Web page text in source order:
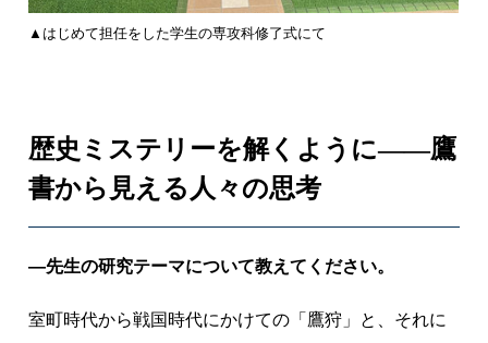
▲はじめて担任をした学生の専攻科修了式にて
歴史ミステリーを解くように——鷹
書から見える人々の思考
―先生の研究テーマについて教えてください。
室町時代から戦国時代にかけての「鷹狩」と、それに